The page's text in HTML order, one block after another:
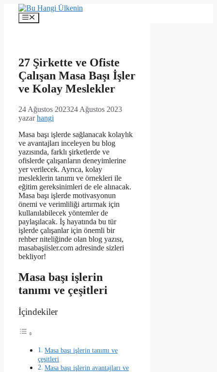
İçeriğe
Menü
27 Şirkette ve Ofiste
Çalışan Masa Başı İşler
ve Kolay Meslekler
24 Ağustos 202324 Ağustos 2023
yazarhangi
Masa başı işlerde sağlanacak kolaylık
ve avantajları inceleyen bu blog
yazısında, farklı şirketlerde ve
ofislerde çalışanların deneyimlerine
yer verilecek. Ayrıca, kolay
mesleklerin tanımı ve örnekleri ile
eğitim gereksinimleri de ele alınacak.
Masa başı işlerde motivasyonun
önemi ve verimliliği artırmak için
kullanılabilecek yöntemler de
paylaşılacak. İş hayatında bu tür
işlerde çalışanlar için önemli bir
rehber niteliğinde olan blog yazısı,
masabaşiisler.com adresinde sizleri
bekliyor!
Masa başı işlerin
tanımı ve çeşitleri
İçindekiler
Masa başı işlerin tanımı ve
çeşitleri
Masa başı işlerin avantajları ve